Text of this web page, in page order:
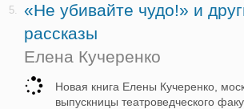
5.
«Не убивайте чудо!» и
рассказы
Елена Кучеренко
Новая книга Елены Кучеренко,
выпускницы театроведческого